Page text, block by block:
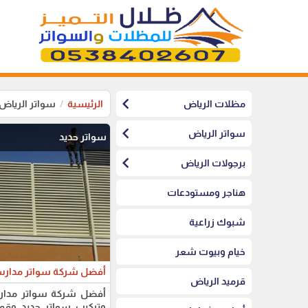
مظلات الرياض chevron_left
سواتر الرياض chevron_left
برجولات الرياض chevron_left
هناجر ومستودعات
شبوك زراعية
خيام وبيوت شعر
قرميد الرياض
الرئيسية سواتر الرياض
سواتر حديد
أفضل شركة سواتر
أفضل شركة سواتر